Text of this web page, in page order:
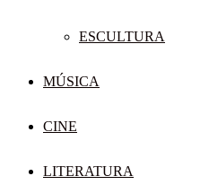
ESCULTURA
MÚSICA
CINE
LITERATURA